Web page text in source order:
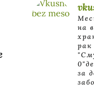
на
рак
за